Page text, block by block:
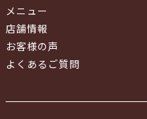
メニュー
店舗情報
お客様の声
よくあるご質問